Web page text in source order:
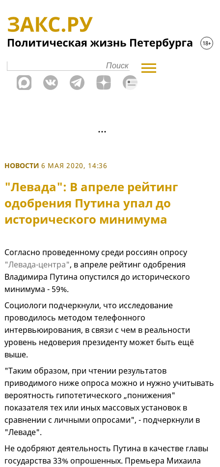
НОВОСТИ 6 МАЯ 2020, 14:36
"Левада": В апреле рейтинг
одобрения Путина упал до
исторического минимума
Согласно проведенному среди россиян опросу
"Левада-центра", в апреле рейтинг одобрения
Владимира Путина опустился до исторического
минимума - 59%.
Социологи подчеркнули, что исследование
проводилось методом телефонного
интервьюирования, в связи с чем в реальности
уровень недоверия президенту может быть ещё
выше.
"Таким образом, при чтении результатов
приводимого ниже опроса можно и нужно учитывать
вероятность гипотетического „понижения"
показателя тех или иных массовых установок в
сравнении с личными опросами", - подчеркнули в
"Леваде".
Не одобряют деятельность Путина в качестве главы
государства 33% опрошенных. Премьера Михаила